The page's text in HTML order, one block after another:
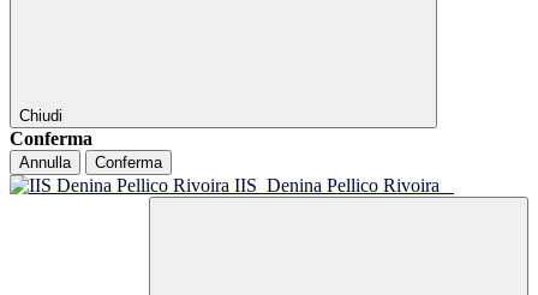
Chiudi
Conferma
Annulla Conferma
IIS Denina Pellico Rivoira